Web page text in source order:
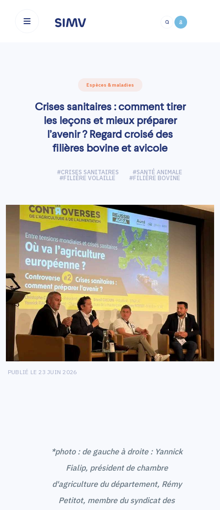
Espèces & maladies
Crises sanitaires : comment tirer
les leçons et mieux préparer
l’avenir ? Regard croisé des
filières bovine et avicole
#CRISES SANITAIRES
#SANTÉ ANIMALE
#FILIÈRE VOLAILLE
#FILIÈRE BOVINE
PUBLIÉ LE 23 JUIN 2026
*photo : de gauche à droite : Yannick
Fialip, président de chambre
d'agriculture du département, Rémy
Petitot, membre du syndicat des